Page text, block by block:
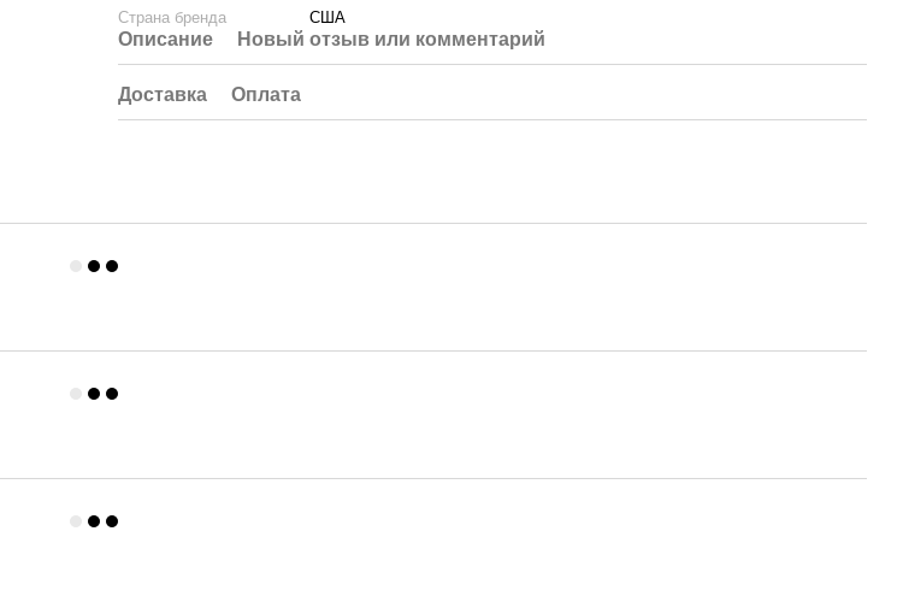
Страна бренда
США
Описание Новый отзыв или комментарий
Доставка Оплата